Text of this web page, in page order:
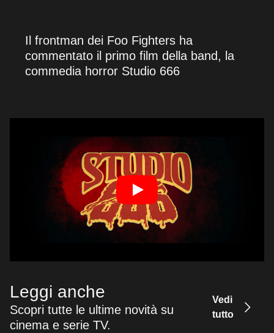
Il frontman dei Foo Fighters ha
commentato il primo film della band, la
commedia horror Studio 666
Leggi anche
Scopri tutte le ultime novità su
cinema e serie TV.
Vedi
tutto